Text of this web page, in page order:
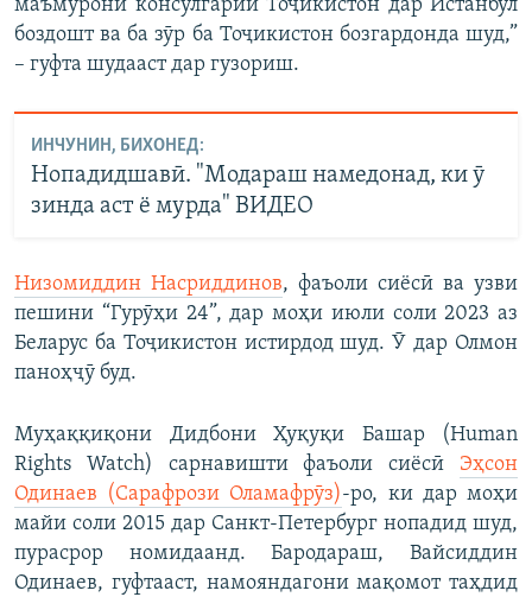
маъмурони консулгарии Тоҷикистон дар Истанбул
боздошт ва ба зӯр ба Тоҷикистон бозгардонда шуд,”
– гуфта шудааст дар гузориш.
ИНЧУНИН, БИХОНЕД:
Нопадидшавӣ. "Модараш намедонад, ки ӯ
зинда аст ё мурда" ВИДЕО
Низомиддин Насриддинов, фаъоли сиёсӣ ва узви
пешини “Гурӯҳи 24”, дар моҳи июли соли 2023 аз
Беларус ба Тоҷикистон истирдод шуд. Ӯ дар Олмон
паноҳҷӯ буд.
Муҳаққиқони Дидбони Ҳуқуқи Башар (Human
Rights Watch) сарнавишти фаъоли сиёсӣ Эҳсон
Одинаев (Сарафрози Оламафрӯз)-ро, ки дар моҳи
майи соли 2015 дар Санкт-Петербург нопадид шуд,
пурасрор номидаанд. Бародараш, Вайсиддин
Одинаев, гуфтааст, намояндагони мақомот таҳдид